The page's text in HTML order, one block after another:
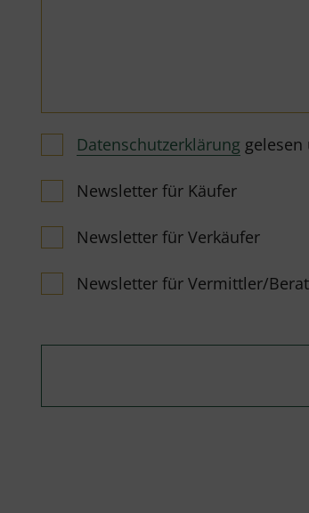
Datenschutzerklärung
Newsletter für Käufer
Newsletter für Verkäufer
Newsletter für Vermittler/